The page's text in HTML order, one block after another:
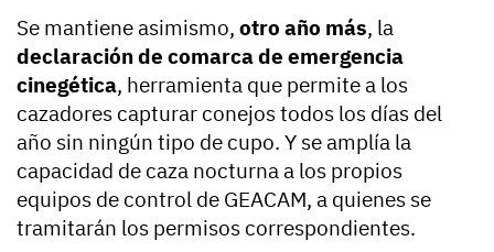
Se mantiene asimismo, otro año más, la
declaración de comarca de emergencia
cinegética, herramienta que permite a los
cazadores capturar conejos todos los días del
año sin ningún tipo de cupo. Y se amplía la
capacidad de caza nocturna a los propios
equipos de control de GEACAM, a quienes se
tramitarán los permisos correspondientes.